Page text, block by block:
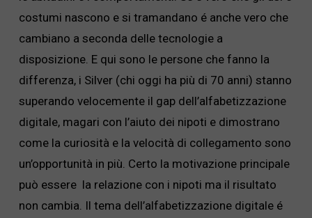
costumi nascono e si tramandano é anche vero che
cambiano a seconda delle tecnologie a
disposizione. E qui sono le persone che fanno la
differenza, i Silver (chi oggi ha più di 70 anni) stanno
superando velocemente il gap dell’alfabetizzazione
digitale, magari con l’aiuto dei nipoti e dimostrano
come la curiosità e la velocità di collegamento sono
un’opportunità in più. Certo la motivazione principale
può essere la relazione con i nipoti ma il risultato
non cambia. Il tema dell’alfabetizzazione digitale é